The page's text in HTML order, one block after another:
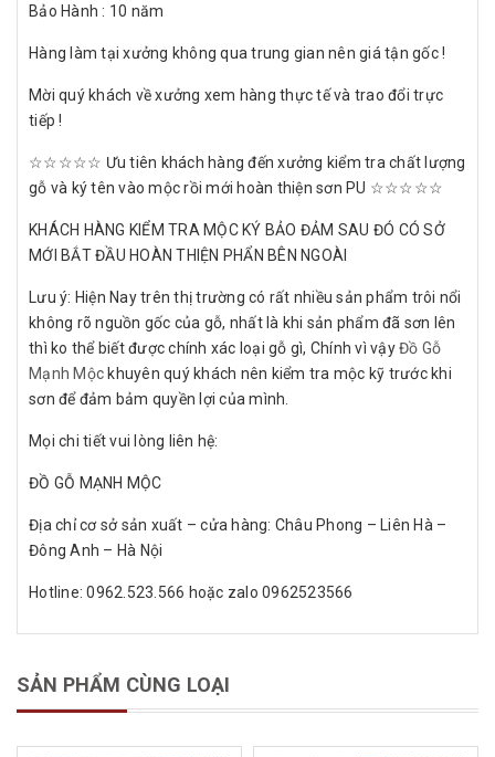
Bảo Hành : 10 năm
Hàng làm tại xưởng không qua trung gian nên giá tận gốc !
Mời quý khách về xưởng xem hàng thực tế và trao đổi trực
tiếp !
☆☆☆☆☆ Ưu tiên khách hàng đến xưởng kiểm tra chất lượng
gỗ và ký tên vào mộc rồi mới hoàn thiện sơn PU ☆☆☆☆☆
KHÁCH HÀNG KIỂM TRA MỘC KÝ BẢO ĐẢM SAU ĐÓ CÓ SỞ
MỚI BẮT ĐẦU HOÀN THIỆN PHẨN BÊN NGOÀI
Lưu ý: Hiện Nay trên thị trường có rất nhiều sản phẩm trôi nổi
không rõ nguồn gốc của gỗ, nhất là khi sản phẩm đã sơn lên
thì ko thể biết được chính xác loại gỗ gì, Chính vì vậyĐồ Gỗ
Mạnh Mộckhuyên quý khách nên kiểm tra mộc kỹ trước khi
sơn để đảm bảm quyền lợi của mình.
Mọi chi tiết vui lòng liên hệ:
ĐỒ GỖ MẠNH MỘC
Địa chỉ cơ sở sản xuất – cửa hàng: Châu Phong – Liên Hà –
Đông Anh – Hà Nội
Hotline: 0962.523.566 hoặc zalo 0962523566
SẢN PHẨM CÙNG LOẠI